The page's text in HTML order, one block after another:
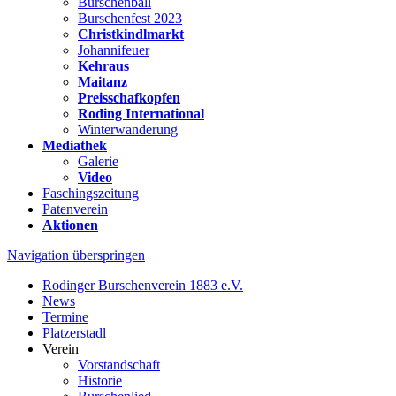
Burschenfest 2023
Christkindlmarkt
Johannifeuer
Kehraus
Maitanz
Preisschafkopfen
Roding International
Winterwanderung
Mediathek
Galerie
Video
Faschingszeitung
Patenverein
Aktionen
Navigation überspringen
Rodinger Burschenverein 1883 e.V.
News
Termine
Platzerstadl
Verein
Vorstandschaft
Historie